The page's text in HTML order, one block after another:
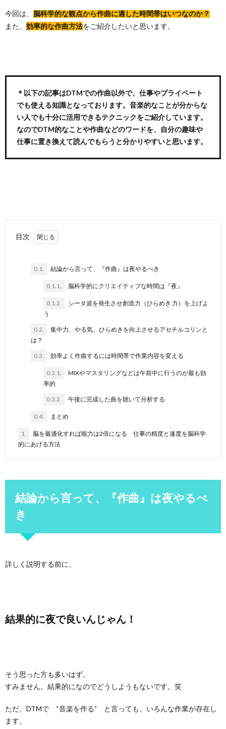
今回は、 脳科学的な観点から作曲に適した時間帯はいつなのか？
また、 効率的な作曲方法をご紹介したいと思います。
＊以下の記事はDTMでの作曲以外で、仕事やプライベート
でも使える知識となっております。音楽的なことが分からな
い人でも十分に活用できるテクニックをご紹介しています。
なのでDTM的なことや作曲などのワードを、自分の趣味や
仕事に置き換えて読んでもらうと分かりやすいと思います。
目次
0.1. 結論から言って、『作曲』は夜やるべき
0.1.1. 脳科学的にクリエイティブな時間は『夜』
0.1.2.
シータ波を発生させ創造力（ひらめき 力）を上げよ
う
0.2.
集中力、やる気、ひらめきを向上させるアセチルコリンと
は？
0.3. 効率よく作曲するには時間帯で作業内容を変える
0.3.1.
MIXやマスタリングなどは午前中に行うのが最も効
率的
0.3.2. 午後に完成した曲を聴いて分析する
0.4. まとめ
1.
脳を最適化すれば能力は2倍になる 仕事の精度と速度を脳科学
的にあげる方法
結論から言って、『作曲』は夜やるべ
き
詳しく説明する前に、
結果的に夜で良いんじゃん！
そう思った方も多いはず。
すみません。結果的になのでどうしようもないです。笑
ただ、DTMで “音楽を作る” と言っても、いろんな作業が存在し
ます。